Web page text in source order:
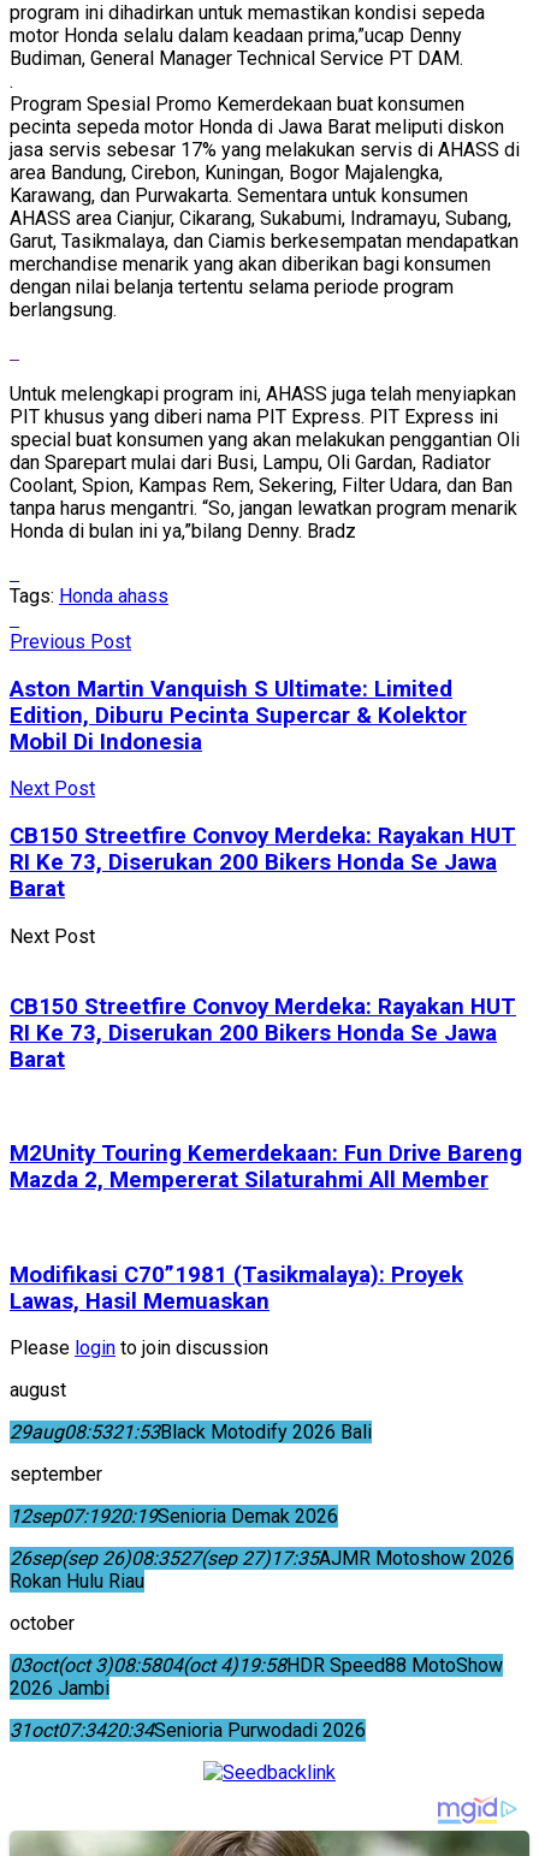
program ini dihadirkan untuk memastikan kondisi sepeda
motor Honda selalu dalam keadaan prima,”ucap Denny
Budiman, General Manager Technical Service PT DAM.
.
Program Spesial Promo Kemerdekaan buat konsumen
pecinta sepeda motor Honda di Jawa Barat meliputi diskon
jasa servis sebesar 17% yang melakukan servis di AHASS di
area Bandung, Cirebon, Kuningan, Bogor Majalengka,
Karawang, dan Purwakarta. Sementara untuk konsumen
AHASS area Cianjur, Cikarang, Sukabumi, Indramayu, Subang,
Garut, Tasikmalaya, dan Ciamis berkesempatan mendapatkan
merchandise menarik yang akan diberikan bagi konsumen
dengan nilai belanja tertentu selama periode program
berlangsung.
Untuk melengkapi program ini, AHASS juga telah menyiapkan
PIT khusus yang diberi nama PIT Express. PIT Express ini
special buat konsumen yang akan melakukan penggantian Oli
dan Sparepart mulai dari Busi, Lampu, Oli Gardan, Radiator
Coolant, Spion, Kampas Rem, Sekering, Filter Udara, dan Ban
tanpa harus mengantri. “So, jangan lewatkan program menarik
Honda di bulan ini ya,”bilang Denny. Bradz
Tags: Honda ahass
Previous Post
Aston Martin Vanquish S Ultimate: Limited
Edition, Diburu Pecinta Supercar & Kolektor
Mobil Di Indonesia
Next Post
CB150 Streetfire Convoy Merdeka: Rayakan HUT
RI Ke 73, Diserukan 200 Bikers Honda Se Jawa
Barat
Next Post
CB150 Streetfire Convoy Merdeka: Rayakan HUT
RI Ke 73, Diserukan 200 Bikers Honda Se Jawa
Barat
M2Unity Touring Kemerdekaan: Fun Drive Bareng
Mazda 2, Mempererat Silaturahmi All Member
Modifikasi C70”1981 (Tasikmalaya): Proyek
Lawas, Hasil Memuaskan
Please login to join discussion
august
29aug08:5321:53Black Motodify 2026 Bali
september
12sep07:1920:19Senioria Demak 2026
26sep(sep 26)08:3527(sep 27)17:35AJMR Motoshow 2026
Rokan Hulu Riau
october
03oct(oct 3)08:5804(oct 4)19:58HDR Speed88 MotoShow
2026 Jambi
31oct07:3420:34Senioria Purwodadi 2026